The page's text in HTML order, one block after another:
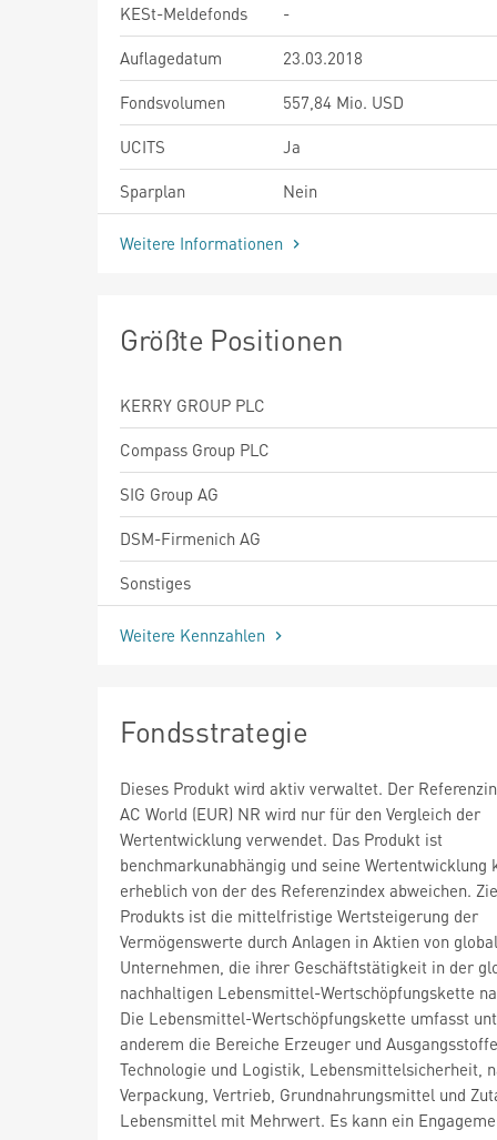
KESt-Meldefonds
-
Auflagedatum
23.03.2018
Fondsvolumen
557,84 Mio. USD
UCITS
Ja
Sparplan
Nein
Weitere Informationen
Größte Positionen
KERRY GROUP PLC
Compass Group PLC
SIG Group AG
DSM-Firmenich AG
Sonstiges
Weitere Kennzahlen
Fondsstrategie
Dieses Produkt wird aktiv verwaltet. Der
AC World (EUR) NR wird nur für den Vergleich der
Wertentwicklung verwendet. Das Produkt ist
benchmarkunabhängig und seine Wertentwicklung
erheblich von der des Referenzindex abweichen.
Produkts ist die mittelfristige Wertsteigerung der
Vermögenswerte durch Anlagen in Aktien von
Unternehmen, die ihrer Geschäftstätigkeit in der
nachhaltigen Lebensmittel-Wertschöpfungskette
Die Lebensmittel-Wertschöpfungskette umfasst
anderem die Bereiche Erzeuger und
Technologie und Logistik, Lebensmittelsicherheit,
Verpackung, Vertrieb, Grundnahrungsmittel und
Lebensmittel mit Mehrwert. Es kann ein